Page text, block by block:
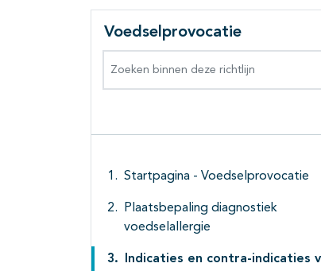
Voedselprovocatie
Startpagina - Voedselprovocatie
Plaatsbepaling diagnostiek
voedselallergie
Indicaties en contra-indicaties